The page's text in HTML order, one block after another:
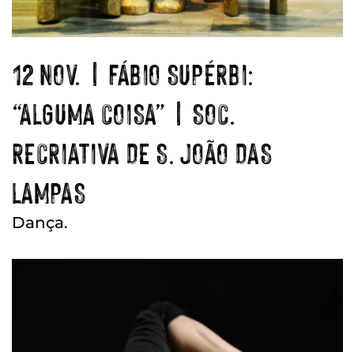
12 NOV. | FÁBIO SUPÉRBI:
“ALGUMA COISA” | SOC.
RECRIATIVA DE S. JOÃO DAS
LAMPAS
Dança.